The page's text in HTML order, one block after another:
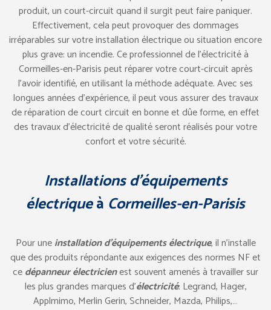
produit, un court-circuit quand il surgit peut faire paniquer.
Effectivement, cela peut provoquer des dommages
irréparables sur votre installation électrique ou situation encore
plus grave: un incendie. Ce professionnel de l’électricité à
Cormeilles-en-Parisis peut réparer votre court-circuit après
l’avoir identifié, en utilisant la méthode adéquate. Avec ses
longues années d’expérience, il peut vous assurer des travaux
de réparation de court circuit en bonne et dûe forme, en effet
des travaux d’électricité de qualité seront réalisés pour votre
confort et votre sécurité.
Installations d’équipements
électriqueà Cormeilles-en-Parisis
Pour uneinstallation d’équipements électrique, il n’installe
que des produits répondante aux exigences des normes NF et
cedépanneur électricienest souvent amenés à travailler sur
les plus grandes marques d’électricité: Legrand, Hager,
Applmimo, Merlin Gerin, Schneider, Mazda, Philips,…